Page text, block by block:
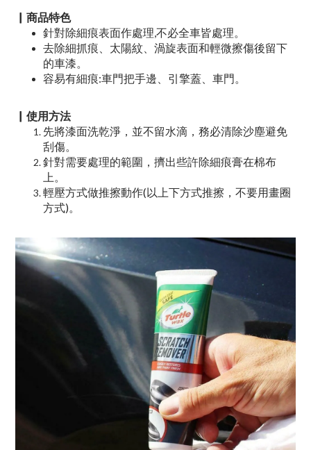
▏商品特色
針對除細痕表面作處理,不必全車皆處理。
去除細抓痕、太陽紋、渦旋表面和輕微擦傷後留下
的車漆。
容易有細痕:車門把手邊、引擎蓋、車門。
▏使用方法
先將漆面洗乾淨，並不留水滴，務必清除沙塵避免
刮傷。
針對需要處理的範圍，擠出些許除細痕膏在棉布
上。
輕壓方式做推擦動作(以上下方式推擦，不要用畫圈
方式)。